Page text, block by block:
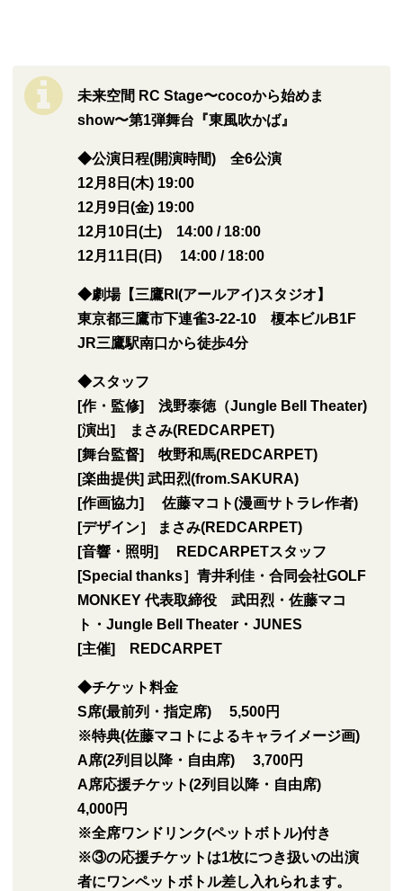
未来空間 RC Stage〜cocoから始めま
show〜第1弾舞台『東風吹かば』
◆公演日程(開演時間) 全6公演
12月8日(木) 19:00
12月9日(金) 19:00
12月10日(土) 14:00 / 18:00
12月11日(日) 14:00 / 18:00
◆劇場【三鷹RI(アールアイ)スタジオ】
東京都三鷹市下連雀3-22-10 榎本ビルB1F
JR三鷹駅南口から徒歩4分
◆スタッフ
[作・監修] 浅野泰徳（Jungle Bell Theater)
[演出] まさみ(REDCARPET)
[舞台監督] 牧野和馬(REDCARPET)
[楽曲提供] 武田烈(from.SAKURA)
[作画協力] 佐藤マコト(漫画サトラレ作者)
[デザイン］ まさみ(REDCARPET)
[音響・照明] REDCARPETスタッフ
[Special thanks］青井利佳・合同会社GOLF
MONKEY 代表取締役 武田烈・佐藤マコ
ト・Jungle Bell Theater・JUNES
[主催] REDCARPET
◆チケット料金
S席(最前列・指定席) 5,500円
※特典(佐藤マコトによるキャライメージ画)
A席(2列目以降・自由席) 3,700円
A席応援チケット(2列目以降・自由席)
4,000円
※全席ワンドリンク(ペットボトル)付き
※③の応援チケットは1枚につき扱いの出演
者にワンペットボトル差し入れられます。